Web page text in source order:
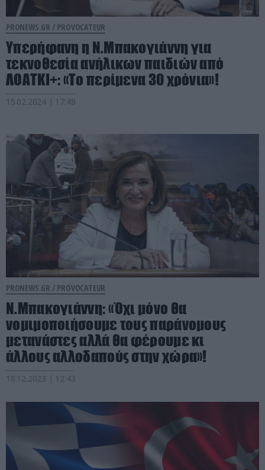
PRONEWS.GR / PROVOCATEUR
Υπερήφανη η Ν.Μπακογιάννη για
τεκνοθεσία ανήλικων παιδιών από
ΛΟΑΤΚΙ+: «Το περίμενα 30 χρόνια»!
15.02.2024 | 17:48
PRONEWS.GR / PROVOCATEUR
Ν.Μπακογιάννη: «Όχι μόνο θα
νομιμοποιήσουμε τους παράνομους
μετανάστες αλλά θα φέρουμε κι
άλλους αλλοδαπούς στην χώρα»!
18.12.2023 | 12:43